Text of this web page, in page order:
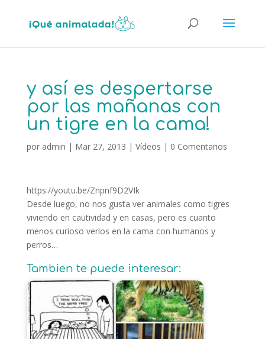
y así es despertarse
por las mañanas con
un tigre en la cama!
por admin | Mar 27, 2013 | Vídeos | 0 Comentarios
https://youtu.be/Znpnf9D2VIk
Desde luego, no nos gusta ver animales como tigres
viviendo en cautividad y en casas, pero es cuanto
menos curioso verlos en la cama con humanos y
perros…
Tambien te puede interesar: